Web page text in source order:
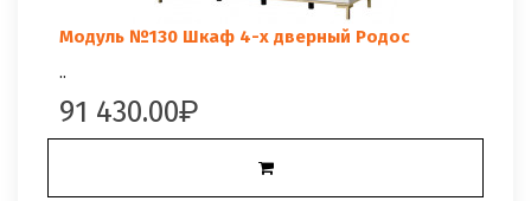
Модуль №130 Шкаф 4-х дверный Родос
..
91 430.00